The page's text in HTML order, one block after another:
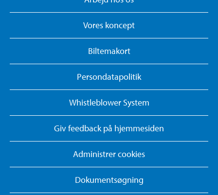
Vores koncept
Biltemakort
Persondatapolitik
Whistleblower System
Giv feedback på hjemmesiden
Administrer cookies
Dokumentsøgning